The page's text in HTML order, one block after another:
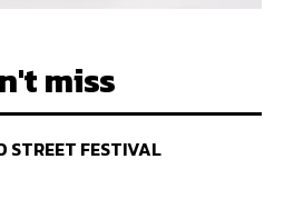
miss
STREET FESTIVAL